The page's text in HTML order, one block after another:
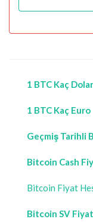
1 BTC Kaç Dolar
1 BTC Kaç Euro
Geçmiş Tarihli
Bitcoin Cash
Bitcoin Fiyat
Bitcoin SV